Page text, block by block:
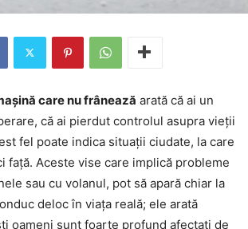
care nu frânează arată că ai un
că ai pierdut controlul asupra vieții
fel poate indica situații ciudate, la care
față. Aceste vise care implică probleme
sau cu volanul, pot să apară chiar la
deloc în viața reală; ele arată
oameni sunt foarte profund afectați de